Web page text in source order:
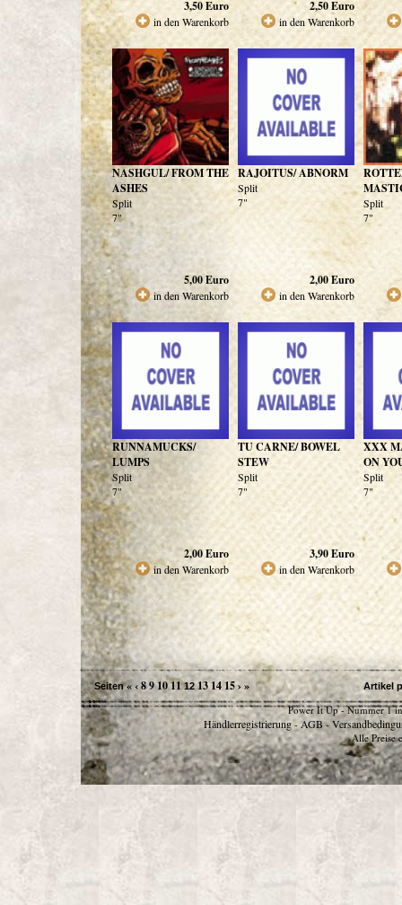
3,50Euro
in den Warenkorb
2,50Euro
in den Warenkorb
NASHGUL/ FROM THE
ASHES
Split
7"
5,00Euro
in den Warenkorb
RAJOITUS/ ABNORM
Split
7"
2,00Euro
in den Warenkorb
Split
7"
RUNNAMUCKS/
LUMPS
Split
7"
2,00Euro
in den Warenkorb
TU CARNE/ BOWEL
STEW
Split
7"
3,90Euro
in den Warenkorb
XXX
ON
Split
7"
Seiten «‹891011 12 131415›» Artikel
Power It Up - Nummer 1
Händlerregistrierung - AGB -
Alle Preise